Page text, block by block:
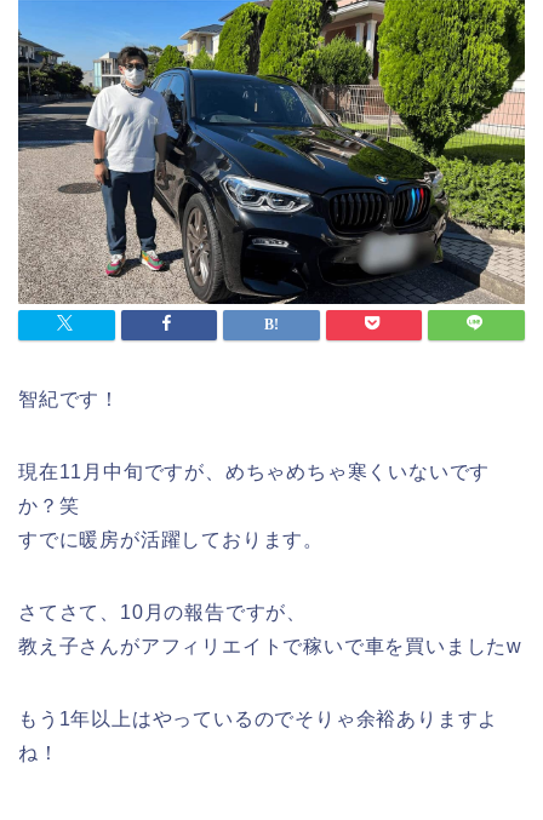
智紀です！
現在11月中旬ですが、めちゃめちゃ寒くいないです
か？笑
すでに暖房が活躍しております。
さてさて、10月の報告ですが、
教え子さんがアフィリエイトで稼いで車を買いましたw
もう1年以上はやっているのでそりゃ余裕ありますよ
ね！